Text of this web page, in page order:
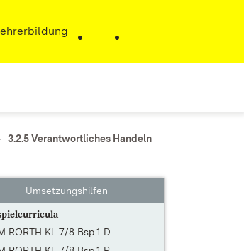
3.2.5 Verantwortliches Handeln
Umsetzungshilfen
RORTH Kl. 7/8 Bsp.1 D...